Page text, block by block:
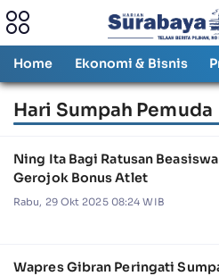
Home Ekonomi & Bisnis
Hari Sumpah Pemuda
Ning Ita Bagi Ratusan
Gerojok Bonus Atlet
Rabu, 29 Okt 2025 08:24 WIB
Wapres Gibran Peringati